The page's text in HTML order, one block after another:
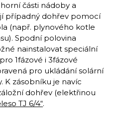
části nádoby a
případný dohřev pomocí
(např. plynového kotle
Spodní polovina
nainstalovat speciální
1fázové i 3fázové
pro ukládání solární
K zásobníku je navíc
dohřev (elektřinou
TJ 6/4“.